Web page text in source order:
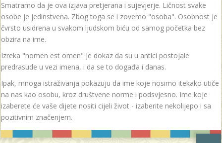
Smatramo da je ova izjava pretjerana i sujevjerje. Ličnost svake
osobe je jedinstvena. Zbog toga se i zovemo "osoba". Osobnost je
čvrsto usidrena u svakom ljudskom biću od samog početka bez
obzira na ime.
Izreka "nomen est omen" je dokaz da su u antici postojale
predrasude u vezi imena, i da se to događa i danas.
Ipak, mnoga istraživanja pokazuju da ime koje nosimo itekako utiče
na nas kao osobu, kroz društvene norme i podsvjesno. Ime koje
izaberete će vaše dijete nositi cijeli život - izaberite nekolijepo i sa
pozitivnim značenjem.